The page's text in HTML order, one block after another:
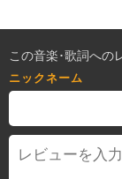
この音楽･歌詞への
ニックネーム